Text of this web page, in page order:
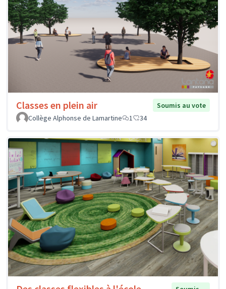
Classes en plein air
Soumis au vote
Collège Alphonse de Lamartine
1 34